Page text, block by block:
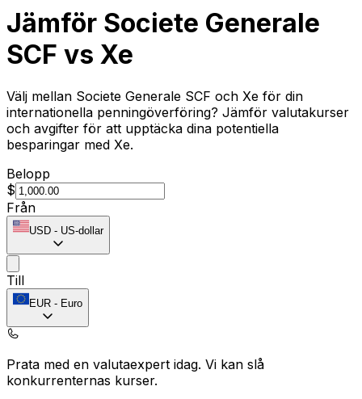
Jämför Societe Generale
SCF vs Xe
Välj mellan Societe Generale SCF och Xe för din
internationella penningöverföring? Jämför valutakurser
och avgifter för att upptäcka dina potentiella
besparingar med Xe.
Belopp
$
Från
USD - US-dollar
Till
EUR - Euro
Prata med en valutaexpert idag. Vi kan slå
konkurrenternas kurser.